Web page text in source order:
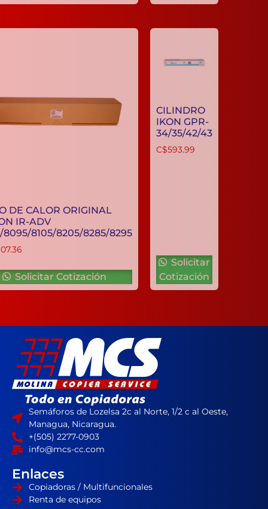
RODO DE CALOR ORIGINAL
CANON IR-ADV
8085/8095/8105/8205/8285/8295
Solicitar Cotización
IKON GPR-
34/35/42/43
Semáforos de Lozelsa 2c al Norte, 1/2 c al Oeste,
Managua, Nicaragua.
+(505) 2277-0903
info@mcs-cc.com
Enlaces
Copiadoras / Multifuncionales
Renta de equipos